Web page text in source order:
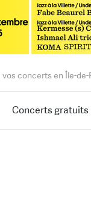
vos concerts en Île-
Concerts gratuits